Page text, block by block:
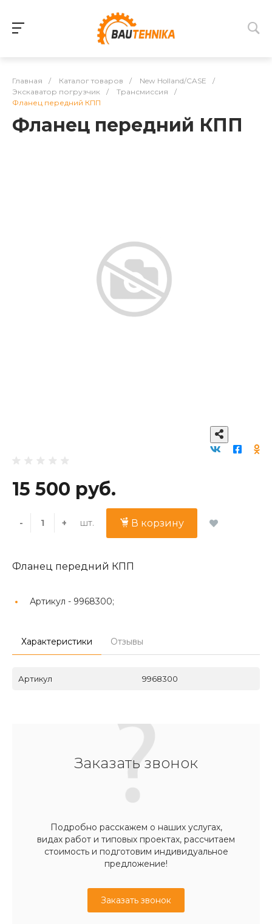
Главная / Каталог товаров / New Holland/CASE
/
Экскаватор погрузчик
/ Трансмиссия
/
Фланец передний КПП
Фланец передний КПП
15 500 руб.
- + шт. В корзину
Фланец передний КПП
Артикул - 9968300;
Характеристики Отзывы
Артикул 9968300
Заказать звонок
Подробно расскажем о наших услугах,
видах работ и типовых проектах, рассчитаем
стоимость и подготовим индивидуальное
предложение!
Заказать звонок